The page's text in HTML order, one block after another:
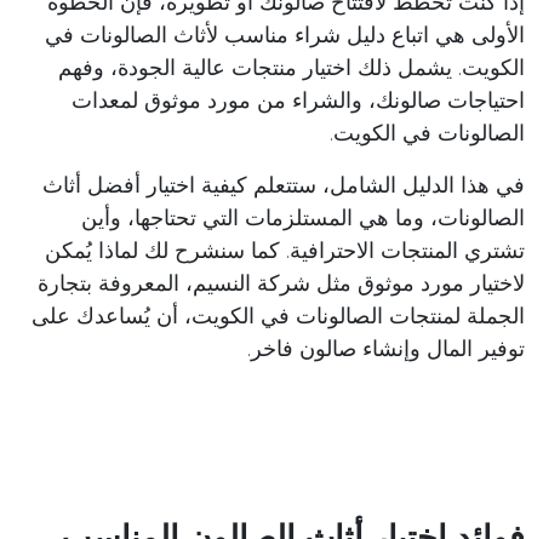
الأولى هي اتباع دليل شراء مناسب لأثاث الصالونات في
الكويت. يشمل ذلك اختيار منتجات عالية الجودة، وفهم
احتياجات صالونك، والشراء من مورد موثوق لمعدات
الصالونات في الكويت.
في هذا الدليل الشامل، ستتعلم كيفية اختيار أفضل أثاث
الصالونات، وما هي المستلزمات التي تحتاجها، وأين
تشتري المنتجات الاحترافية. كما سنشرح لك لماذا يُمكن
لاختيار مورد موثوق مثل شركة النسيم، المعروفة بتجارة
الجملة لمنتجات الصالونات في الكويت، أن يُساعدك على
توفير المال وإنشاء صالون فاخر.